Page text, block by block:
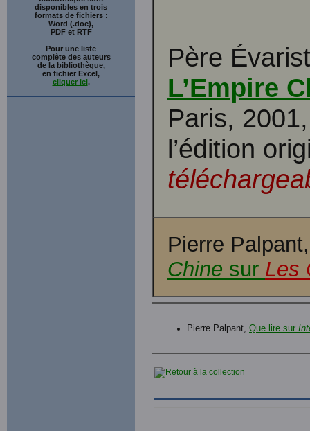
disponibles en trois
formats de fichiers :
Word (.doc),
PDF et RTF
Pour une liste
complète des auteurs
de la bibliothèque,
en fichier Excel,
cliquer ici.
Père
L’Empire
Paris,
l’édition
Pierre
Chine sur Les
Pierre Palpant, Que lire sur